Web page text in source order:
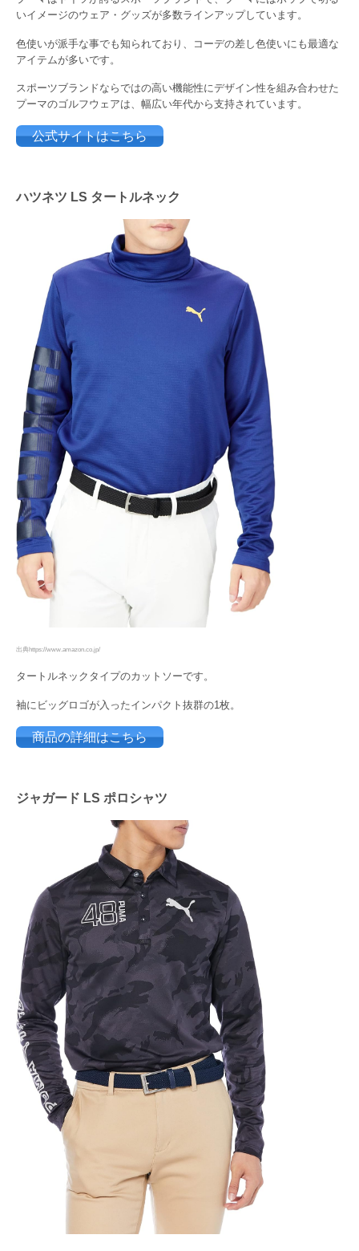
いイメージのウェア・グッズが多数ラインアップしています。
色使いが派手な事でも知られており、コーデの差し色使いにも最適な
アイテムが多いです。
スポーツブランドならではの高い機能性にデザイン性を組み合わせた
プーマのゴルフウェアは、幅広い年代から支持されています。
公式サイトはこちら
ハツネツ LS タートルネック
出典https://www.amazon.co.jp/
タートルネックタイプのカットソーです。
袖にビッグロゴが入ったインパクト抜群の1枚。
商品の詳細はこちら
ジャガード LS ポロシャツ